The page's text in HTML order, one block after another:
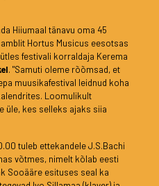
Hiiumaal tänavu oma 45
Hortus Musicus eesotsas
festivali korraldaja Kerema
. "Samuti oleme rõõmsad, et
muusikafestival leidnud koha
Loomulikult
üle, kes selleks ajaks siia
tuleb ettekandele J.S.Bachi
võtmes, nimelt kõlab eesti
Sooääre esituses seal ka